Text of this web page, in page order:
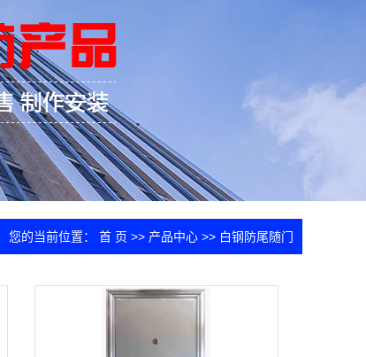
您的当前位置： 首 页 >> 产品中心 >> 白钢防尾随门